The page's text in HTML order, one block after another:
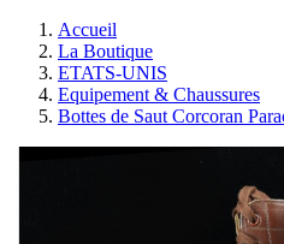
Accueil
La Boutique
ETATS-UNIS
Equipement & Chaussures
Bottes de Saut Corcoran